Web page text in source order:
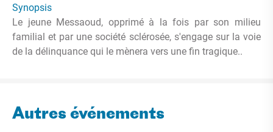
Synopsis
Le jeune Messaoud, opprimé à la fois par son milieu
familial et par une société sclérosée, s'engage sur la voie
de la délinquance qui le mènera vers une fin tragique..
Autres événements